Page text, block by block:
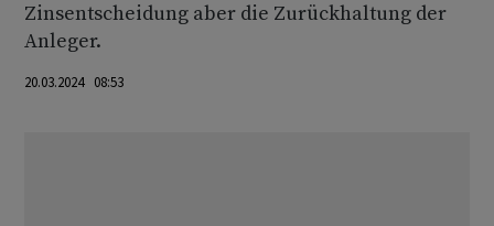
Zinsentscheidung aber die Zurückhaltung der
Anleger.
20.03.2024 08:53